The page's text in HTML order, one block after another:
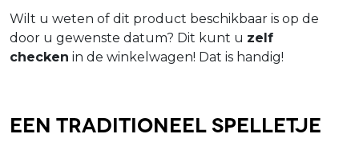
Wilt u weten of dit product beschikbaar is op de
door u gewenste datum? Dit kunt u zelf
checken in de winkelwagen! Dat is handig!
Een traditioneel spelletje